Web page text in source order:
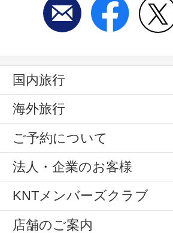
国内旅行
海外旅行
ご予約について
法人・企業のお客様
KNTメンバーズクラブ
店舗のご案内